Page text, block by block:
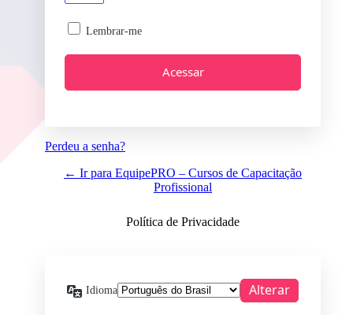
Lembrar-me
Perdeu a senha?
← Ir para EquipePRO – Cursos de Capacitação
Profissional
Política de Privacidade
Idioma